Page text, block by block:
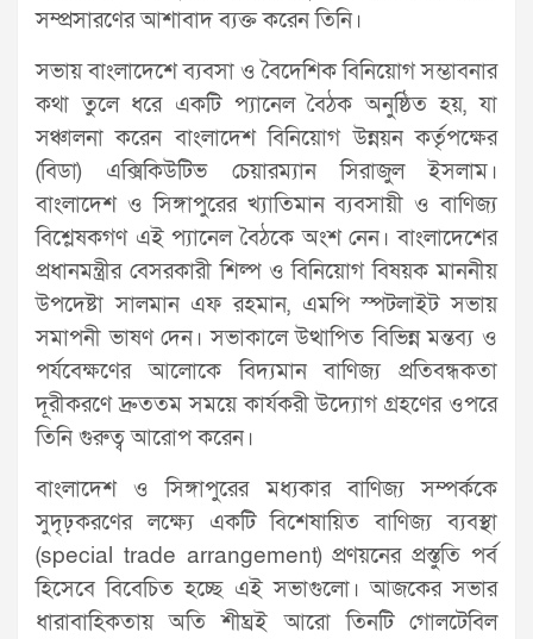
সম্প্রসারণের আশাবাদ ব্যক্ত করেন তিনি।
সভায় বাংলাদেশে ব্যবসা ও বৈদেশিক বিনিয়োগ সম্ভাবনার
কথা তুলে ধরে একটি প্যানেল বৈঠক অনুষ্ঠিত হয়, যা
সঞ্চালনা করেন বাংলাদেশ বিনিয়োগ উন্নয়ন কর্তৃপক্ষের
(বিডা) এক্সিকিউটিভ চেয়ারম্যান সিরাজুল ইসলাম।
বাংলাদেশ ও সিঙ্গাপুরের খ্যাতিমান ব্যবসায়ী ও বাণিজ্য
বিশ্লেষকগণ এই প্যানেল বৈঠকে অংশ নেন। বাংলাদেশের
প্রধানমন্ত্রীর বেসরকারী শিল্প ও বিনিয়োগ বিষয়ক মাননীয়
উপদেষ্টা সালমান এফ রহমান, এমপি স্পটলাইট সভায়
সমাপনী ভাষণ দেন। সভাকালে উত্থাপিত বিভিন্ন মন্তব্য ও
পর্যবেক্ষণের আলোকে বিদ্যমান বাণিজ্য প্রতিবন্ধকতা
দূরীকরণে দ্রুততম সময়ে কার্যকরী উদ্যোগ গ্রহণের ওপরে
তিনি গুরুত্ব আরোপ করেন।
বাংলাদেশ ও সিঙ্গাপুরের মধ্যকার বাণিজ্য সম্পর্ককে
সুদৃঢ়করণের লক্ষ্যে একটি বিশেষায়িত বাণিজ্য ব্যবস্থা
(special trade arrangement) প্রণয়নের প্রস্তুতি পর্ব
হিসেবে বিবেচিত হচ্ছে এই সভাগুলো। আজকের সভার
ধারাবাহিকতায় অতি শীঘ্রই আরো তিনটি গোলটেবিল